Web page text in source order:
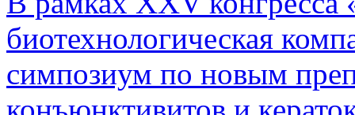
биотехнологическая
симпозиум по новым